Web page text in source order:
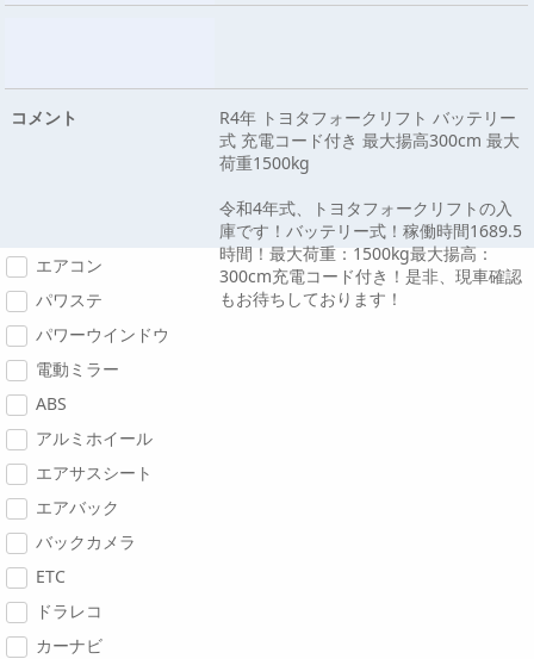
コメント
R4年 トヨタフォークリフト バッテリー
式 充電コード付き 最大揚高300cm 最大
荷重1500kg
令和4年式、トヨタフォークリフトの入
庫です！バッテリー式！稼働時間1689.5
時間！最大荷重：1500kg最大揚高：
300cm充電コード付き！是非、現車確認
もお待ちしております！
エアコン
パワステ
パワーウインドウ
電動ミラー
ABS
アルミホイール
エアサスシート
エアバック
バックカメラ
ETC
ドラレコ
カーナビ